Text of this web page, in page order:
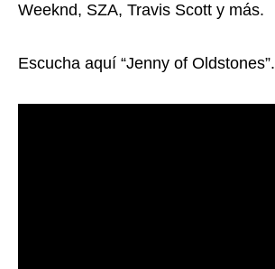
Weeknd, SZA, Travis Scott y más.
Escucha aquí “Jenny of Oldstones”.